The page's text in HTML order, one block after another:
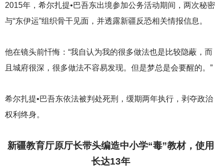
2015年，希尔扎提•巴吾东出境参加公务活动期间，两次秘密
与“东伊运”组织骨干见面，并透露新疆反恐相关情报信息。
他在镜头前忏悔：“我自认为我的很多做法也是比较隐蔽，而
且城府很深，很多做法不容易发现。但是梦总是会要醒的。”
希尔扎提•巴吾东依法被判处死刑，缓期两年执行，剥夺政治
权利终身。
新疆教育厅原厅长带头编造中小学“毒”教材，使用
长达13年